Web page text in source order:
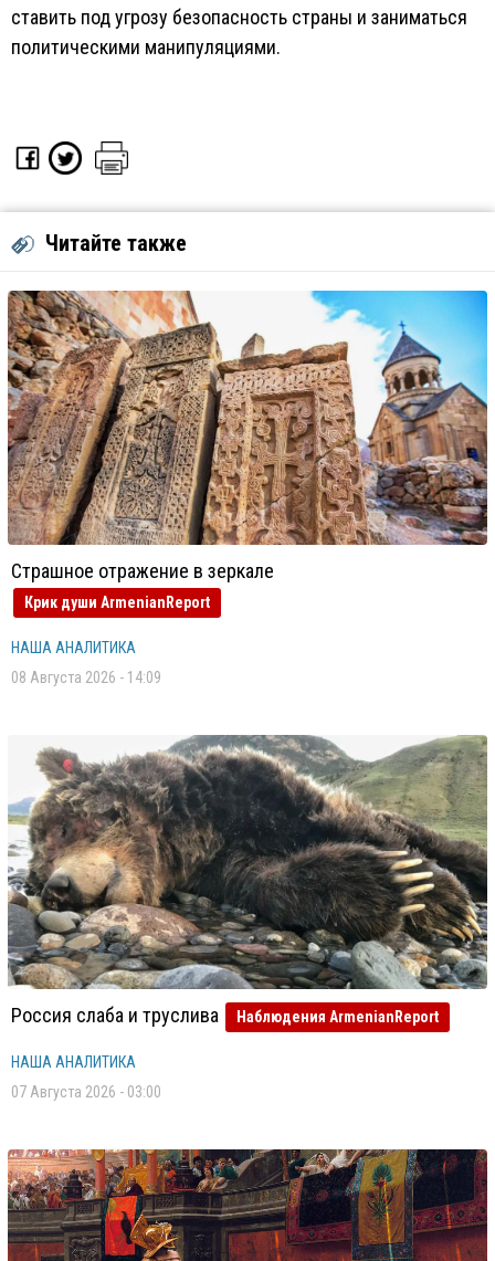
ставить под угрозу безопасность страны и заниматься
политическими манипуляциями.
Читайте также
Страшное отражение в зеркале
Крик души ArmenianReport
НАША АНАЛИТИКА
08 Августа 2026 - 14:09
Россия слаба и труслива Наблюдения ArmenianReport
НАША АНАЛИТИКА
07 Августа 2026 - 03:00